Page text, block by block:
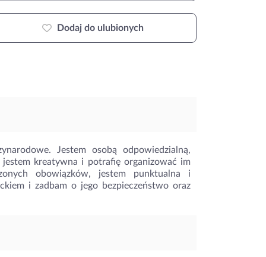
Dodaj do ulubionych
Jestem osobą odpowiedzialną,
kreatywna i potrafię organizować im
obowiązków, jestem punktualna i
i zadbam o jego bezpieczeństwo oraz